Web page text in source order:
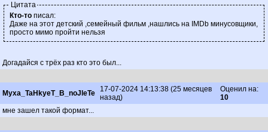
Цитата
Кто-то писал:
Даже на этот детский ,семейный фильм ,нашлись на IMDb минусовщики,
просто мимо пройти нельзя
Догадайся с трёх раз кто это был...
Myxa_TaHkyeT_B_noJleTe
17-07-2024 14:13:38 (25 месяцев
назад)
Оценил на:
10
мне зашел такой формат...